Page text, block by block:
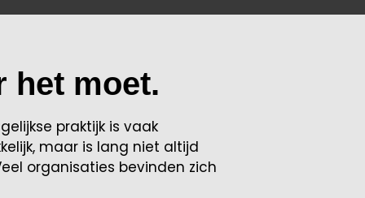
het moet.
praktijk is vaak
maar is lang niet altijd
organisaties bevinden zich